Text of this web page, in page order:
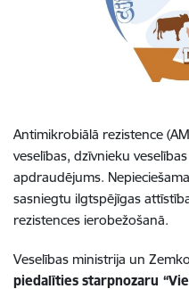
Antimikrobiālā rezistence
veselības, dzīvnieku
apdraudējums.
sasniegtu ilgtspējīgas
rezistences ierobežošanā.
Veselības ministrija un
piedalīties starpnozaru